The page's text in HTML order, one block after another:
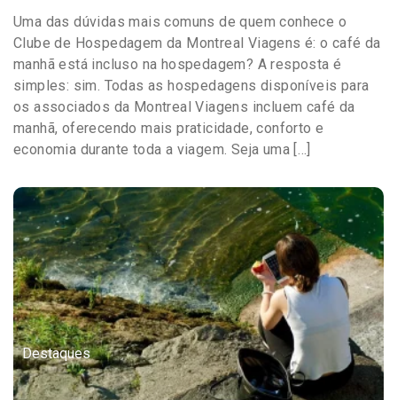
Uma das dúvidas mais comuns de quem conhece o
Clube de Hospedagem da Montreal Viagens é: o café da
manhã está incluso na hospedagem? A resposta é
simples: sim. Todas as hospedagens disponíveis para
os associados da Montreal Viagens incluem café da
manhã, oferecendo mais praticidade, conforto e
economia durante toda a viagem. Seja uma […]
Destaques